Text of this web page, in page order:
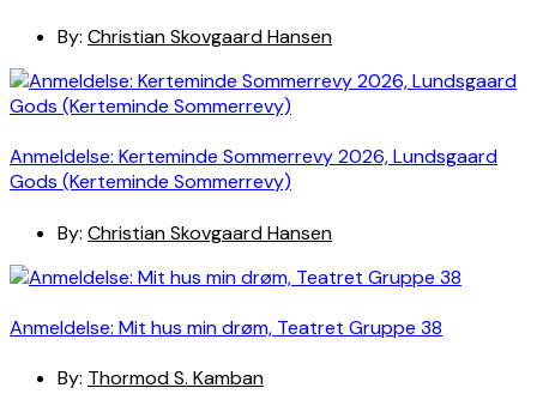
By: Christian Skovgaard Hansen
Anmeldelse: Kerteminde Sommerrevy 2026, Lundsgaard
Gods (Kerteminde Sommerrevy)
By: Christian Skovgaard Hansen
Anmeldelse: Mit hus min drøm, Teatret Gruppe 38
By: Thormod S. Kamban